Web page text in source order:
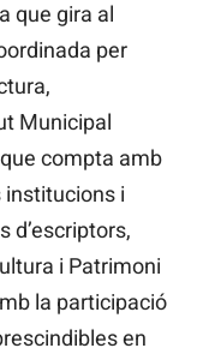
que gira al
per
Municipal
compta amb
i
d’escriptors,
i Patrimoni
la participació
en